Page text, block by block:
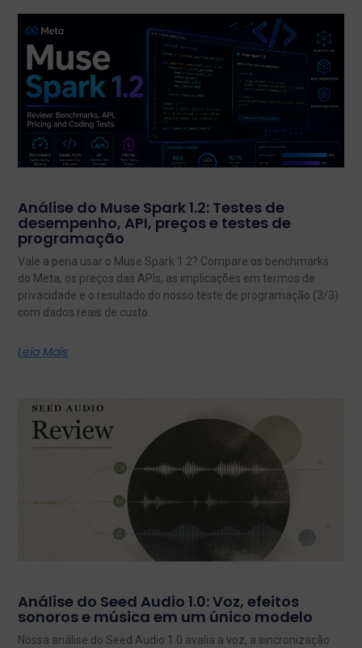
Análise do Muse Spark 1.2: Testes de
desempenho, API, preços e testes de
programação
Vale a pena usar o Muse Spark 1.2? Compare os benchmarks
do Meta, os preços das APIs, as implicações em termos de
privacidade e o resultado do nosso teste de programação (3/3)
com dados reais de custo.
Leia Mais
Análise do Seed Audio 1.0: Voz, efeitos
sonoros e música em um único modelo
Nossa análise do Seed Audio 1.0 avalia a voz, a sincronização